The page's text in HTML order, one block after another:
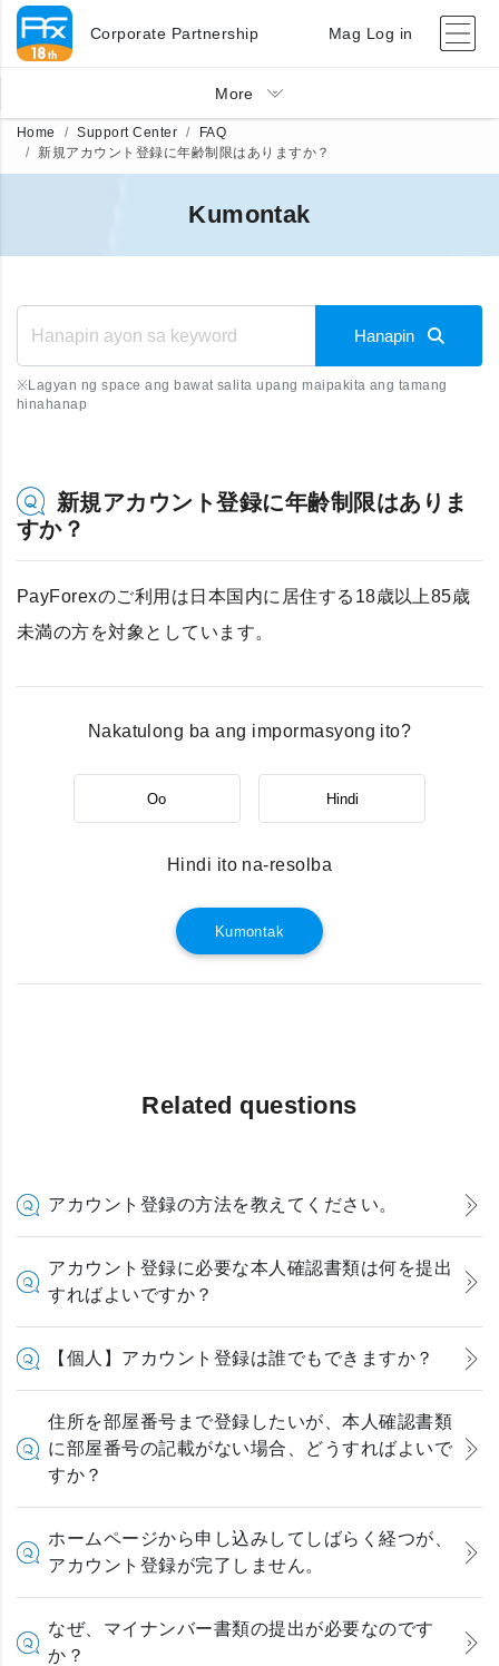
Corporate Partnership Mag Log in
More
Home Support Center
FAQ
新規アカウント登録に年齢制限はありますか？
Kumontak
Hanapin
※Lagyan ng space ang bawat salita upang maipakita ang tamang
hinahanap
新規アカウント登録に年齢制限はありま
すか？
PayForexのご利用は日本国内に居住する18歳以上85歳
未満の方を対象としています。
Nakatulong ba ang impormasyong ito?
Oo Hindi
Hindi ito na-resolba
Kumontak
Related questions
アカウント登録の方法を教えてください。
アカウント登録に必要な本人確認書類は何を提出
すればよいですか？
【個人】アカウント登録は誰でもできますか？
住所を部屋番号まで登録したいが、本人確認書類
に部屋番号の記載がない場合、どうすればよいで
すか？
ホームページから申し込みしてしばらく経つが、
アカウント登録が完了しません。
なぜ、マイナンバー書類の提出が必要なのです
か？